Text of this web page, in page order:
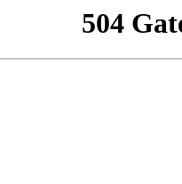
504